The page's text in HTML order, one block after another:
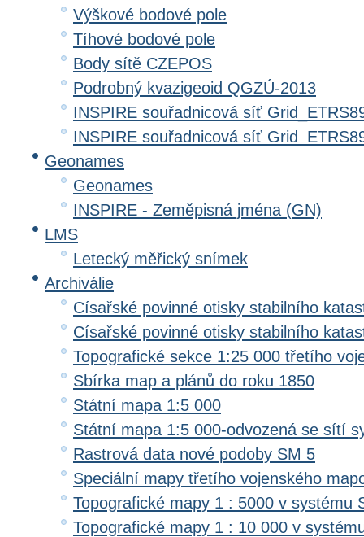
Výškové bodové pole
Tíhové bodové pole
Body sítě CZEPOS
Podrobný kvazigeoid QGZÚ-2013
INSPIRE souřadnicová síť
INSPIRE souřadnicová síť
Geonames
Geonames
INSPIRE - Zeměpisná jména (GN)
LMS
Letecký měřický snímek
Archiválie
Císařské povinné otisky stabilního
Císařské povinné otisky stabilního
Topografické sekce 1:25 000 třetího
Sbírka map a plánů do roku 1850
Státní mapa 1:5 000
Státní mapa 1:5 000-odvozená se sítí
Rastrová data nové podoby SM 5
Speciální mapy třetího vojenského
Topografické mapy 1 : 5000 v systému
Topografické mapy 1 : 10 000 v